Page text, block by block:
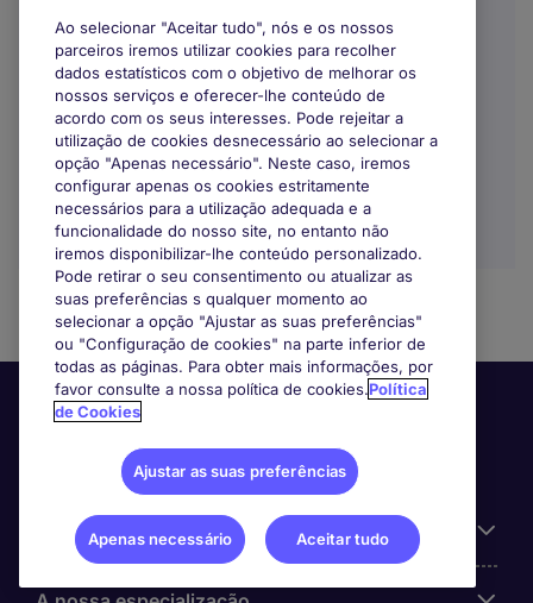
Lisbon
Indefinido
Informação Útil
Ao selecionar "Aceitar tudo", nós e os nossos
parceiros iremos utilizar cookies para recolher
dados estatísticos com o objetivo de melhorar os
nossos serviços e oferecer-lhe conteúdo de
acordo com os seus interesses. Pode rejeitar a
utilização de cookies desnecessário ao selecionar a
opção "Apenas necessário". Neste caso, iremos
configurar apenas os cookies estritamente
necessários para a utilização adequada e a
funcionalidade do nosso site, no entanto não
iremos disponibilizar-lhe conteúdo personalizado.
Pode retirar o seu consentimento ou atualizar as
suas preferências s qualquer momento ao
selecionar a opção "Ajustar as suas preferências"
ou "Configuração de cookies" na parte inferior de
todas as páginas. Para obter mais informações, por
favor consulte a nossa política de cookies.Política
de Cookies
Ajustar as suas preferências
Apenas necessário Aceitar tudo